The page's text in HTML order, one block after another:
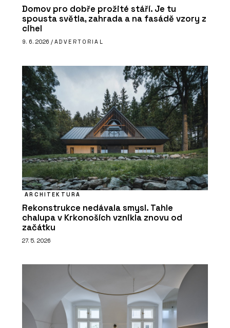
Domov pro dobře prožité stáří. Je tu
spousta světla, zahrada a na fasádě vzory z
cihel
9. 6. 2026 / ADVERTORIAL
ARCHITEKTURA
Rekonstrukce nedávala smysl. Tahle
chalupa v Krkonoších vznikla znovu od
začátku
27. 5. 2026